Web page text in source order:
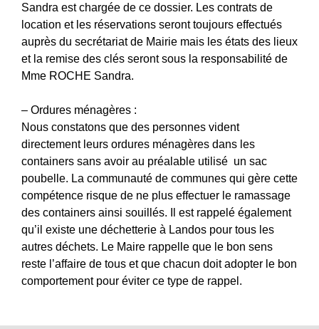
Sandra est chargée de ce dossier. Les contrats de
location et les réservations seront toujours effectués
auprès du secrétariat de Mairie mais les états des lieux
et la remise des clés seront sous la responsabilité de
Mme ROCHE Sandra.
– Ordures ménagères :
Nous constatons que des personnes vident
directement leurs ordures ménagères dans les
containers sans avoir au préalable utilisé un sac
poubelle. La communauté de communes qui gère cette
compétence risque de ne plus effectuer le ramassage
des containers ainsi souillés. Il est rappelé également
qu’il existe une déchetterie à Landos pour tous les
autres déchets. Le Maire rappelle que le bon sens
reste l’affaire de tous et que chacun doit adopter le bon
comportement pour éviter ce type de rappel.